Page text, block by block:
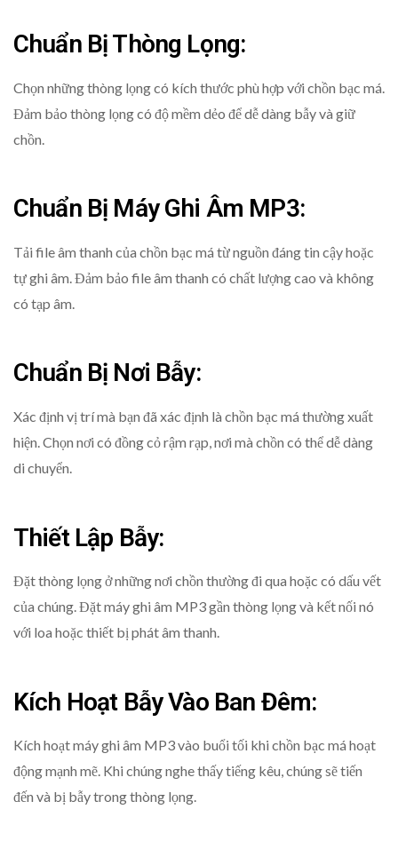
Chuẩn Bị Thòng Lọng:
Chọn những thòng lọng có kích thước phù hợp với chồn bạc má.
Đảm bảo thòng lọng có độ mềm dẻo để dễ dàng bẫy và giữ
chồn.
Chuẩn Bị Máy Ghi Âm MP3:
Tải file âm thanh của chồn bạc má từ nguồn đáng tin cậy hoặc
tự ghi âm. Đảm bảo file âm thanh có chất lượng cao và không
có tạp âm.
Chuẩn Bị Nơi Bẫy:
Xác định vị trí mà bạn đã xác định là chồn bạc má thường xuất
hiện. Chọn nơi có đồng cỏ rậm rạp, nơi mà chồn có thể dễ dàng
di chuyển.
Thiết Lập Bẫy:
Đặt thòng lọng ở những nơi chồn thường đi qua hoặc có dấu vết
của chúng. Đặt máy ghi âm MP3 gần thòng lọng và kết nối nó
với loa hoặc thiết bị phát âm thanh.
Kích Hoạt Bẫy Vào Ban Đêm:
Kích hoạt máy ghi âm MP3 vào buổi tối khi chồn bạc má hoạt
động mạnh mẽ. Khi chúng nghe thấy tiếng kêu, chúng sẽ tiến
đến và bị bẫy trong thòng lọng.